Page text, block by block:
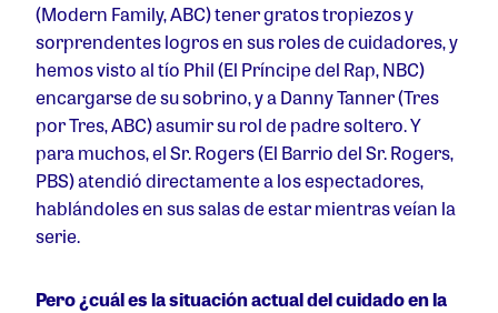
(Modern Family, ABC) tener gratos tropiezos y
sorprendentes logros en sus roles de cuidadores, y
hemos visto al tío Phil (El Príncipe del Rap, NBC)
encargarse de su sobrino, y a Danny Tanner (Tres
por Tres, ABC) asumir su rol de padre soltero. Y
para muchos, el Sr. Rogers (El Barrio del Sr. Rogers,
PBS) atendió directamente a los espectadores,
hablándoles en sus salas de estar mientras veían la
serie.
Pero ¿cuál es la situación actual del cuidado en la